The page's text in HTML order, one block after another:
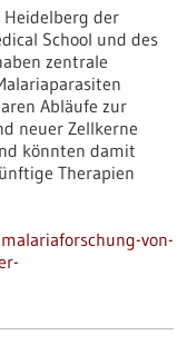
Heidelberg der
School und des
zentrale
Abläufe zur
neuer Zellkerne
könnten damit
Therapien
von-